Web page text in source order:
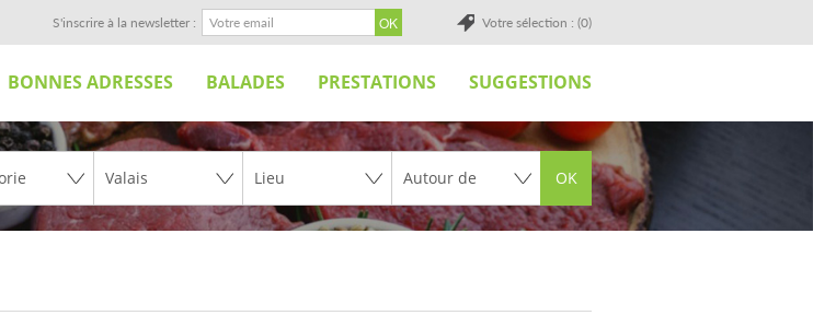
Votre sélection : (0)
S'inscrire à la newsletter :
BONNES ADRESSES BALADES PRESTATIONS SUGGESTIONS
OK